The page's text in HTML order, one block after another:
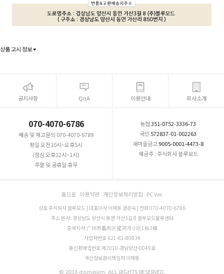
상품 고시 정보
공지사항 QnA 이용안내 회사소개
070-4070-6786
배송 및 재고문의 070-4070-6789
평일 오전10시~오후5시
(점심 오후12시~1시)
주말 및 공휴일 휴무
농협351-0752-3336-73
국민 572837-01-002263
새마을금고9005-0001-4473-8
예금주 : 주식회사 블루모드
홈으로 이용약관 개인정보처리방침 PC Ver.
상호 주식회사 블루모드 | 대표이사 이재동 권은숙 | 전화 070-4070-6786
주소 본사: 경상남도 양산시 동면 가산3길 8 블루모드물류센터
중국지사:广州市番禺区星河湾小区1栋2梯
사업자번호 621-81-80834
통신판매업번호 제2010-경남양산-0049호
개인정보관리책임자 이재동
© 2018 domejjim. ALL RIGHTS RESERVED.